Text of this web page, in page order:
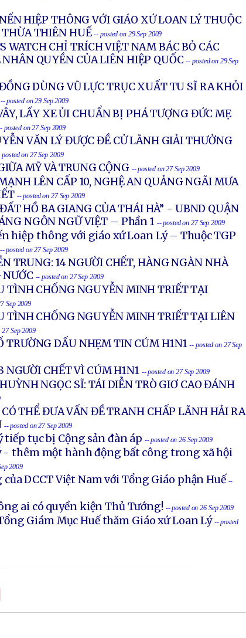
HIỆP THÔNG VỚI GIÁO XỨ LOAN LÝ THUỘC
THIÊN HUẾ -- posted on 29 Sep 2009
WATCH CHỈ TRÍCH VIỆT NAM BÁC BỎ CÁC
QUYỀN CỦA LIÊN HIỆP QUỐC -- posted on 29 Sep
DÙNG VŨ LỰC TRỤC XUẤT TU SĨ RA KHỎI
-- posted on 29 Sep 2009
LẤY XE ỦI CHUẨN BỊ PHÁ TƯỢNG ĐỨC MẸ
posted on 27 Sep 2009
VĂN LÝ ĐƯỢC ĐỀ CỬ LÃNH GIẢI THƯỞNG
posted on 27 Sep 2009
MỸ VÀ TRUNG CỘNG -- posted on 27 Sep 2009
LÊN CẤP 10, NGHỆ AN QUẢNG NGÃI MƯA
-- posted on 27 Sep 2009
HỒ BA GIANG CỦA THÁI HÀ” - UBND QUẬN
NGÔN NGỮ VIỆT – Phần 1 -- posted on 27 Sep 2009
hiệp thông với giáo xứ Loan Lý – Thuộc TGP
-- posted on 27 Sep 2009
TRUNG: 14 NGƯỜI CHẾT, HÀNG NGÀN NHÀ
-- posted on 27 Sep 2009
TÌNH CHỐNG NGUYỄN MINH TRIẾT TẠI
Sep 2009
TÌNH CHỐNG NGUYỄN MINH TRIẾT TẠI LIÊN
Sep 2009
TRƯỜNG DẤU NHẸM TIN CÚM H1N1 -- posted on 27 Sep
NGƯỜI CHẾT VÌ CÚM H1N1 -- posted on 27 Sep 2009
NGỌC SĨ: TÁI DIỄN TRÒ GIƠ CAO ĐÁNH
THỂ ĐƯA VẤN ĐỀ TRANH CHẤP LÃNH HẢI RA
-- posted on 27 Sep 2009
tiếp tục bị Cộng sản đàn áp -- posted on 26 Sep 2009
- thêm một hành động bất công trong xã hội
2009
DCCT Việt Nam với Tổng Giáo phận Huế --
ai có quyền kiện Thủ Tướng! -- posted on 26 Sep 2009
Giám Mục Huế thăm Giáo xứ Loan Lý -- posted